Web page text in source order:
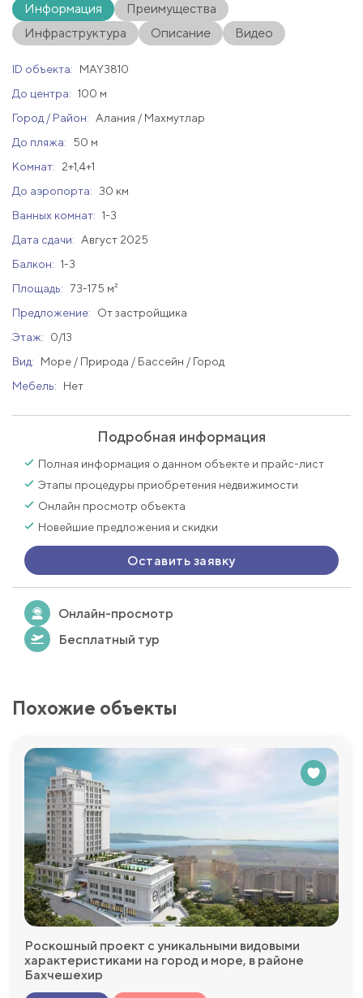
Информация
Преимущества
Инфраструктура
Описание Видео
ID объекта:
MAY3810
До центра: 100 м
Город / Район:
Алания / Махмутлар
До пляжа:
50 м
Комнат:
2+1,4+1
До аэропорта:
30 км
Ванных комнат: 1-3
Дата сдачи:
Август 2025
Балкон: 1-3
Площадь:
73-175 м²
Предложение:
От застройщика
Этаж:
0/13
Вид:
Море / Природа / Бассейн / Город
Мебель:
Нет
Подробная информация
Полная информация о данном объекте и прайс-лист
Этапы процедуры приобретения недвижимости
Онлайн просмотр объекта
Новейшие предложения и скидки
Оставить заявку
Онлайн-просмотр
Бесплатный тур
Похожие объекты
Роскошный проект с уникальными видовыми
характеристиками на город и море, в районе
Бахчешехир